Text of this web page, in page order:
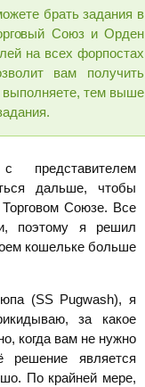
брать задания в
Союз и Орден
на всех форпостах
вам получить
тем выше
дальше, чтобы
Союзе. Все
поэтому я решил
кошельке больше
(SS Pugwash), я
за какое
когда вам не нужно
решение является
По крайней мере,